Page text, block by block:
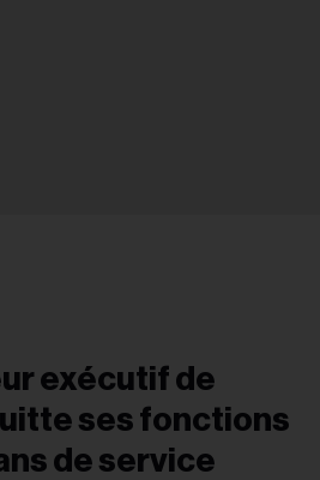
exécutif de
ses fonctions
de service